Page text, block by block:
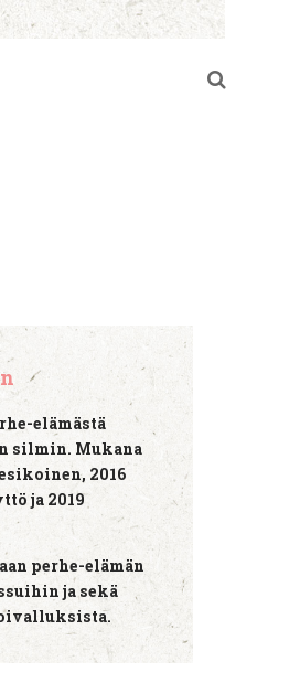
elämästä
silmin. Mukana
2016
ja 2019
perhe-elämän
ja sekä